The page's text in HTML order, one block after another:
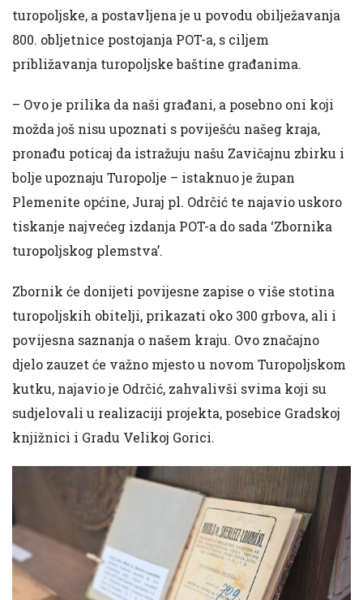
turopoljske, a postavljena je u povodu obilježavanja
800. obljetnice postojanja POT-a, s ciljem
približavanja turopoljske baštine građanima.
– Ovo je prilika da naši građani, a posebno oni koji
možda još nisu upoznati s poviješću našeg kraja,
pronađu poticaj da istražuju našu Zavičajnu zbirku i
bolje upoznaju Turopolje – istaknuo je župan
Plemenite općine, Juraj pl. Odrčić te najavio uskoro
tiskanje najvećeg izdanja POT-a do sada ‘Zbornika
turopoljskog plemstva’.
Zbornik će donijeti povijesne zapise o više stotina
turopoljskih obitelji, prikazati oko 300 grbova, ali i
povijesna saznanja o našem kraju. Ovo značajno
djelo zauzet će važno mjesto u novom Turopoljskom
kutku, najavio je Odrčić, zahvalivši svima koji su
sudjelovali u realizaciji projekta, posebice Gradskoj
knjižnici i Gradu Velikoj Gorici.